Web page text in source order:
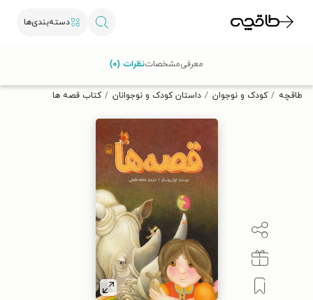
دسته‌بندی‌ها
تخفیف از طاقچه دریافت کن.
طاقچه کودک و نوجوان داستان کودک و نوجوانان کتاب قصه ها
معرفیمشخصاتنظرات (۰)